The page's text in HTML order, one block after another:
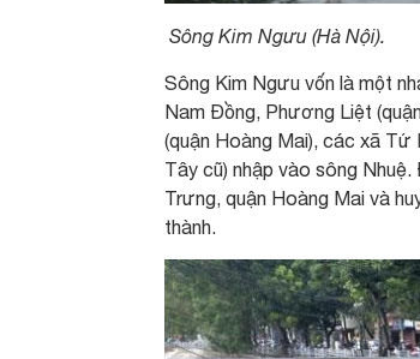
Sông Kim Ngưu (Hà Nội).
Sông Kim Ngưu vốn là một
Nam Đồng, Phương Liệt
(quận Hoàng Mai), các xã Tứ
Tây cũ) nhập vào sông
Trưng, quận Hoàng Mai và
thành.